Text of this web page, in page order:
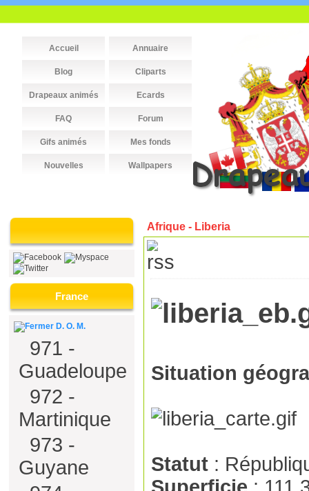
Accueil Annuaire
Blog Cliparts
Drapeaux animés Ecards
FAQ Forum
Gifs animés Mes fonds
Nouvelles Wallpapers
France
D. O. M.
971 -
Guadeloupe
972 -
Martinique
973 -
Guyane
Afrique - Liberia
Situation
Statut :